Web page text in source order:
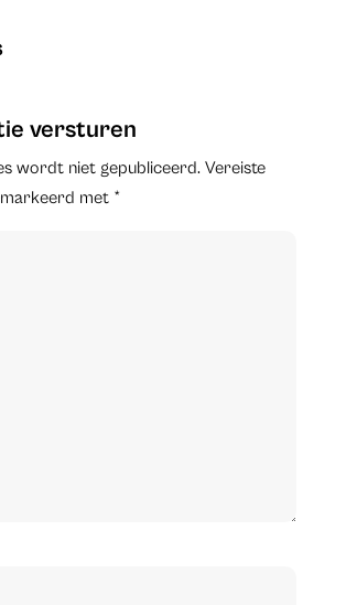
versturen
wordt niet gepubliceerd. Vereiste
met *